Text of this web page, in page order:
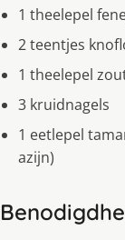
1 theelepel
2 teentjes
1 theelepel
3 kruidnagels
1 eetlepel
azijn)